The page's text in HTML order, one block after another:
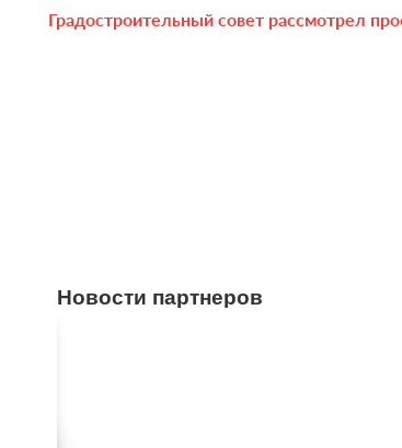
Градостроительный совет рассмотрел
Новости партнеров